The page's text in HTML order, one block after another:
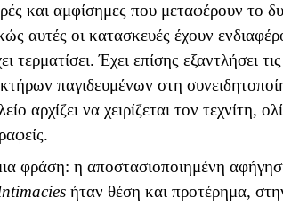
και αμφίσημες που μεταφέρουν το
αυτές οι κατασκευές έχουν
τερματίσει. Έχει επίσης εξαντλήσει
παγιδευμένων στη
αρχίζει να χειρίζεται τον
φράση: η αποστασιοποιημένη
ήταν θέση και προτέρημα,